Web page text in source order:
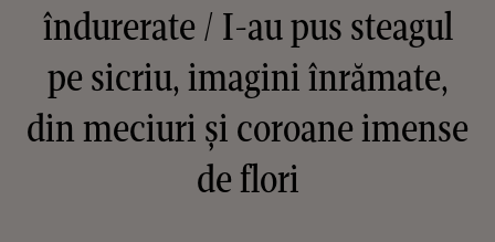
îndurerate / I-au pus steagul
pe sicriu, imagini înrămate,
din meciuri și coroane imense
de flori